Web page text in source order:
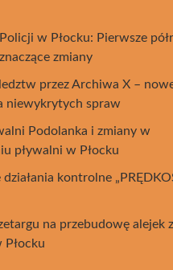
w Płocku: Pierwsze
zmiany
przez Archiwa X –
niewykrytych spraw
Podolanka i zmiany w
pływalni w Płocku
kontrolne
na przebudowę alejek